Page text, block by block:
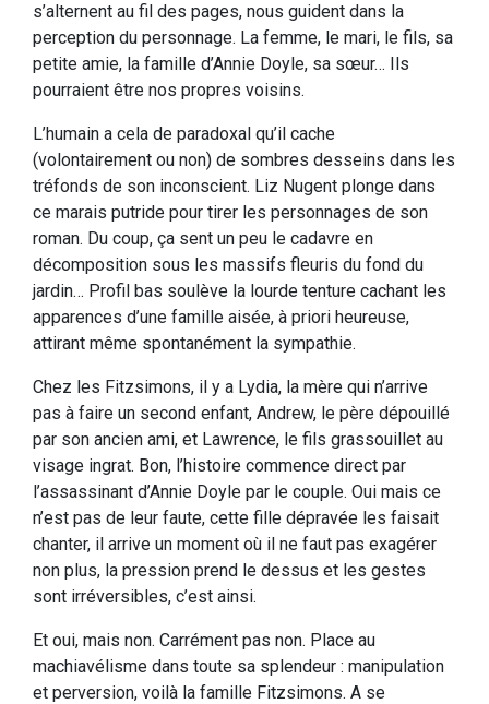
s’alternent au fil des pages, nous guident dans la
perception du personnage. La femme, le mari, le fils, sa
petite amie, la famille d’Annie Doyle, sa sœur… Ils
pourraient être nos propres voisins.
L’humain a cela de paradoxal qu’il cache
(volontairement ou non) de sombres desseins dans les
tréfonds de son inconscient. Liz Nugent plonge dans
ce marais putride pour tirer les personnages de son
roman. Du coup, ça sent un peu le cadavre en
décomposition sous les massifs fleuris du fond du
jardin… Profil bas soulève la lourde tenture cachant les
apparences d’une famille aisée, à priori heureuse,
attirant même spontanément la sympathie.
Chez les Fitzsimons, il y a Lydia, la mère qui n’arrive
pas à faire un second enfant, Andrew, le père dépouillé
par son ancien ami, et Lawrence, le fils grassouillet au
visage ingrat. Bon, l’histoire commence direct par
l’assassinant d’Annie Doyle par le couple. Oui mais ce
n’est pas de leur faute, cette fille dépravée les faisait
chanter, il arrive un moment où il ne faut pas exagérer
non plus, la pression prend le dessus et les gestes
sont irréversibles, c’est ainsi.
Et oui, mais non. Carrément pas non. Place au
machiavélisme dans toute sa splendeur : manipulation
et perversion, voilà la famille Fitzsimons. A se